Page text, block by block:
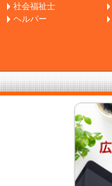
社会福祉士
ヘルパー